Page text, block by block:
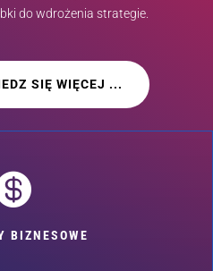
do wdrożenia strategie.
SIĘ WIĘCEJ ...
BIZNESOWE